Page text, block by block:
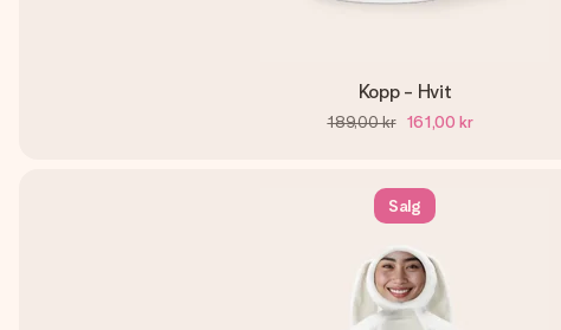
Kopp - Hvit
189,00 kr 161,00 kr
Salg